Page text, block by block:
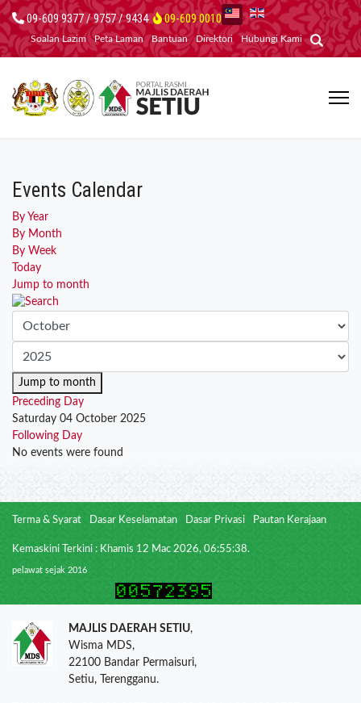
09-609 9377 / 9757 / 9434 09-609 0010
Soalan Lazim Peta Laman Bantuan Direktori Hubungi Kami
Events Calendar
By Year
By Month
By Week
Today
Jump to month
Jump to month
Preceding Day
Saturday 04 October 2025
Following Day
No events were found
Terma & Syarat Dasar Keselamatan Dasar Privasi Pautan Kerajaan
Kemaskini Terkini : Khamis 12 Mac 2026, 06:55:38.
pelawat sejak 2016
MAJLIS DAERAH SETIU,
Wisma MDS,
22100 Bandar Permaisuri,
Setiu, Terengganu.